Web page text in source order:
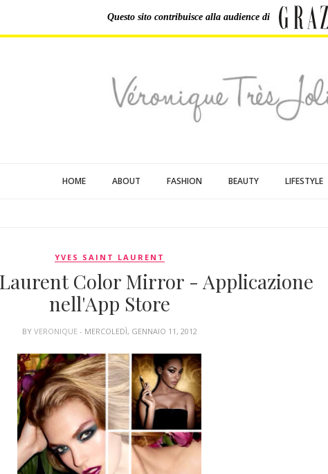
Questo sito contribuisce alla audience di
HOME ABOUT FASHION BEAUTY LIFESTYLE
YVES SAINT LAURENT
Color Mirror - Applicazione
nell'App Store
BY VERONIQUE - MERCOLEDÌ, GENNAIO 11, 2012